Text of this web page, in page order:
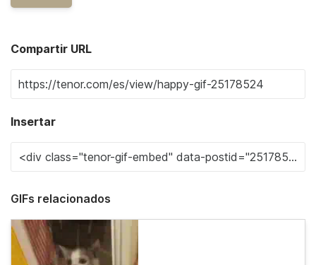
Compartir URL
Insertar
GIFs relacionados